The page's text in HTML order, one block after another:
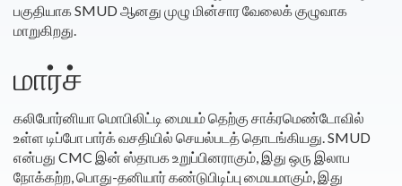
பகுதியாக SMUD ஆனது முழு மின்சார வேலைக் குழுவாக
மாறுகிறது.
மார்ச்
கலிபோர்னியா மொபிலிட்டி மையம் தெற்கு சாக்ரமெண்டோவில்
உள்ள டிப்போ பார்க் வசதியில் செயல்படத் தொடங்கியது. SMUD
என்பது CMC இன் ஸ்தாபக உறுப்பினராகும், இது ஒரு இலாப
நோக்கற்ற, பொது-தனியார் கண்டுபிடிப்பு மையமாகும், இது